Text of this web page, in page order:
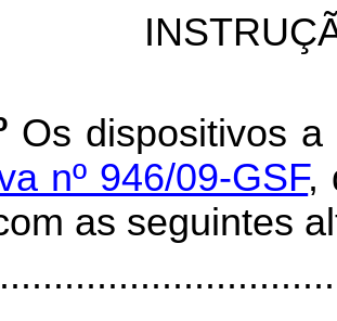
Os dispositivos
nº 946/09-GSF,
as seguintes